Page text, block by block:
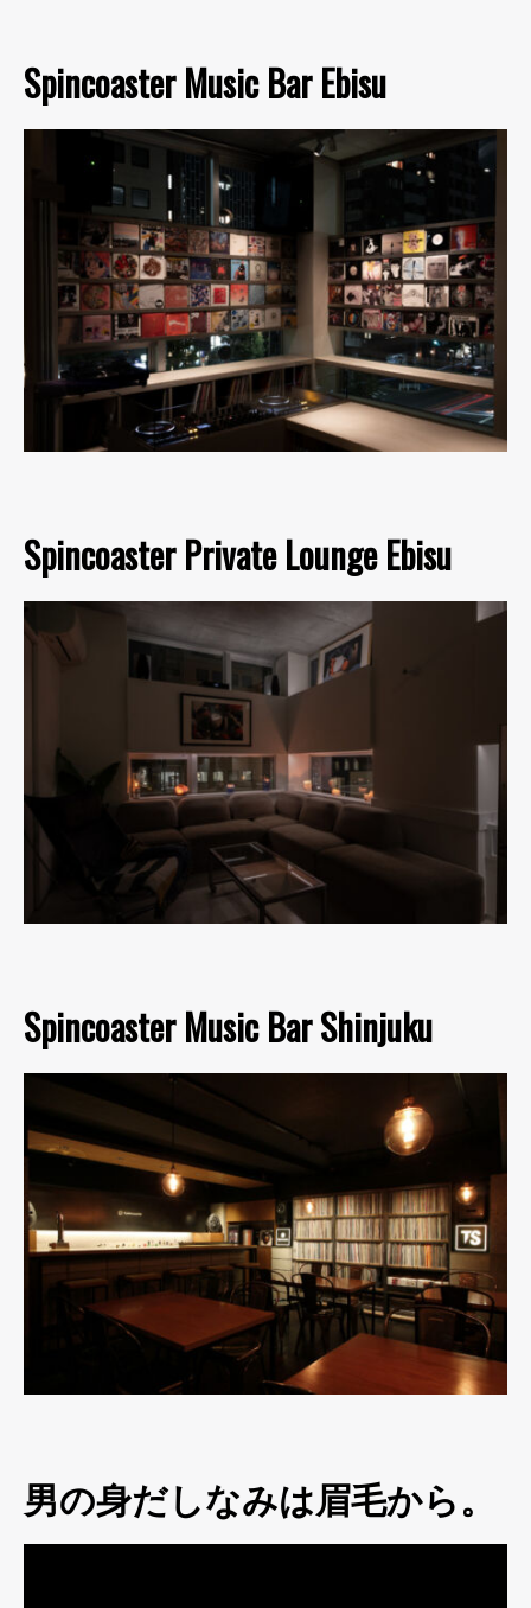
Spincoaster Music Bar Ebisu
Spincoaster Private Lounge Ebisu
Spincoaster Music Bar Shinjuku
男の身だしなみは眉毛から。